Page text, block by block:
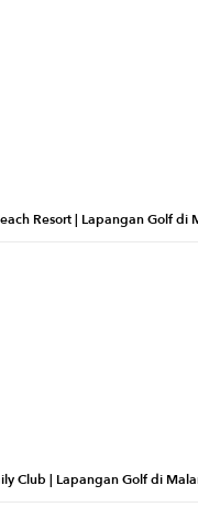
Resort | Lapangan Golf di
Club | Lapangan Golf di